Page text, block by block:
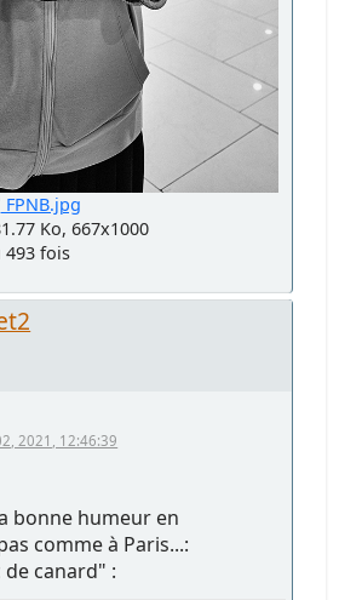
FPNB.jpg
Ko, 667x1000
493 fois
2021, 12:46:39
bonne humeur en
comme à Paris...:
canard" :